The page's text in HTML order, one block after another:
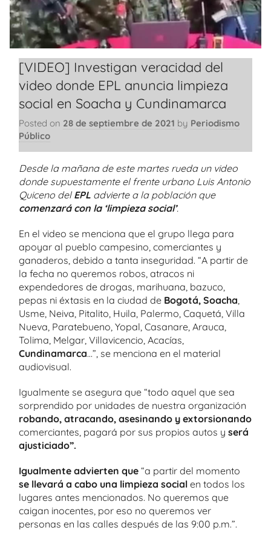
[VIDEO] Investigan veracidad del
video donde EPL anuncia limpieza
social en Soacha y Cundinamarca
Posted on 28 de septiembre de 2021 by Periodismo
Público
Desde la mañana de este martes rueda un video
donde supuestamente el frente urbano Luis Antonio
Quiceno del EPL advierte a la población que
comenzará con la ‘limpieza social’.
En el video se menciona que el grupo llega para
apoyar al pueblo campesino, comerciantes y
ganaderos, debido a tanta inseguridad. “A partir de
la fecha no queremos robos, atracos ni
expendedores de drogas, marihuana, bazuco,
pepas ni éxtasis en la ciudad de Bogotá, Soacha
Usme, Neiva, Pitalito, Huila, Palermo, Caquetá, Villa
Nueva, Paratebueno, Yopal, Casanare, Arauca,
Tolima, Melgar, Villavicencio, Acacías,
Cundinamarca…”, se menciona en el material
audiovisual.
Igualmente se asegura que “todo aquel que sea
sorprendido por unidades de nuestra organización
robando, atracando, asesinando y extorsionando
comerciantes, pagará por sus propios autos y será
ajusticiado”.
Igualmente advierten que “a partir del momento
se llevará a cabo una limpieza social en todos los
lugares antes mencionados. No queremos que
caigan inocentes, por eso no queremos ver
personas en las calles después de las 9:00 p.m.”.